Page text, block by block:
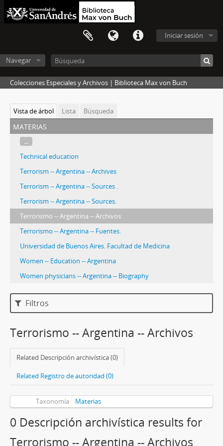
Iniciar sesión
Navegar
Colecciones Especiales y Archivos | Biblioteca Max von Buch
Vista de árbol Lista Búsqueda
materias
...
Technical education
Terrorism -- Argentina -- Archives
Terrorism -- Argentina -- Sources .
Terrorism -- Argentina -- Sources.
Terrorismo -- Argentina -- Archivos
Terrorismo -- Argentina -- Fuentes.
Universidad de Buenos Aires. Facultad de Medicina
Women -- Education -- Argentina
Women physicians -- Argentina -- Biography
Filtros
Terrorismo -- Argentina -- Archivos
Related Descripción archivística (0)
Related Registro de autoridad (0)
Taxonomía Materias
0 Descripción archivística results for
Terrorismo -- Argentina -- Archivos